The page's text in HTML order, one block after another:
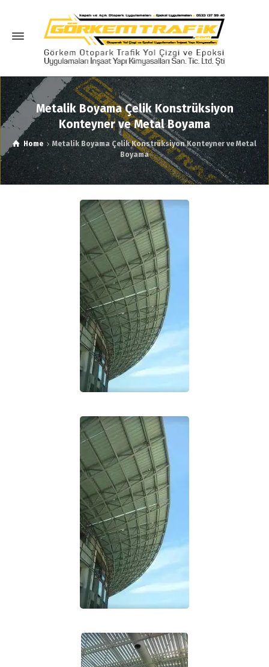
Metalik Boyama Çelik Konstrüksiyon
Konteyner ve Metal Boyama
Home
Metalik Boyama Çelik Konstrüksiyon Konteyner ve Metal
Boyama